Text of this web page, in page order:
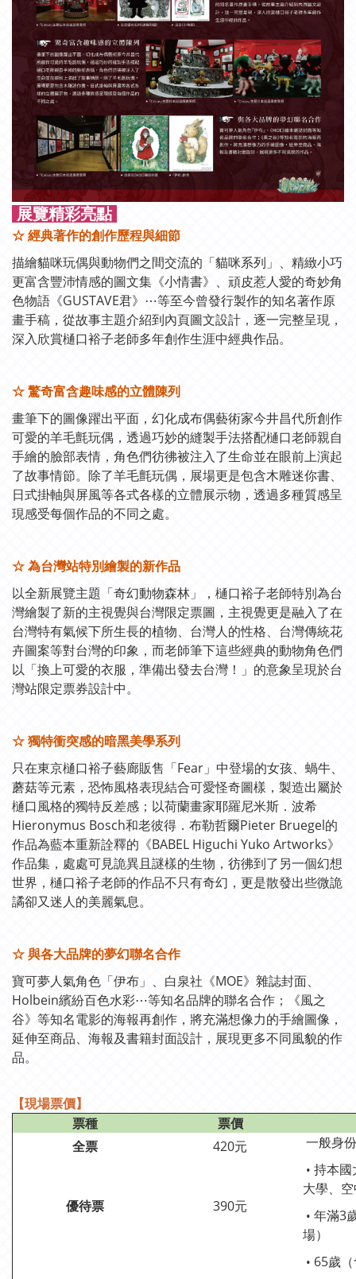
展覽精彩亮點
☆ 經典著作的創作歷程與細節
描繪貓咪玩偶與動物們之間交流的「貓咪系列」、精緻小巧
更富含豐沛情感的圖文集《小情書》、頑皮惹人愛的奇妙角
色物語《GUSTAVE君》⋯等至今曾發行製作的知名著作原
畫手稿，從故事主題介紹到內頁圖文設計，逐一完整呈現，
深入欣賞樋口裕子老師多年創作生涯中經典作品。
☆ 驚奇富含趣味感的立體陳列
畫筆下的圖像躍出平面，幻化成布偶藝術家今井昌代所創作
可愛的羊毛氈玩偶，透過巧妙的縫製手法搭配樋口老師親自
手繪的臉部表情，角色們彷彿被注入了生命並在眼前上演起
了故事情節。除了羊毛氈玩偶，展場更是包含木雕迷你書、
日式掛軸與屏風等各式各樣的立體展示物，透過多種質感呈
現感受每個作品的不同之處。
☆ 為台灣站特別繪製的新作品
以全新展覽主題「奇幻動物森林」，樋口裕子老師特別為台
灣繪製了新的主視覺與台灣限定票圖，主視覺更是融入了在
台灣特有氣候下所生長的植物、台灣人的性格、台灣傳統花
卉圖案等對台灣的印象，而老師筆下這些經典的動物角色們
以「換上可愛的衣服，準備出發去台灣！」的意象呈現於台
灣站限定票券設計中。
☆ 獨特衝突感的暗黑美學系列
只在東京樋口裕子藝廊販售「Fear」中登場的女孩、蝸牛、
蘑菇等元素，恐怖風格表現結合可愛怪奇圖樣，製造出屬於
樋口風格的獨特反差感；以荷蘭畫家耶羅尼米斯．波希
Hieronymus Bosch和老彼得．布勒哲爾Pieter Bruegel的
作品為藍本重新詮釋的《BABEL Higuchi Yuko Artworks》
作品集，處處可見詭異且謎樣的生物，彷彿到了另一個幻想
世界，樋口裕子老師的作品不只有奇幻，更是散發出些微詭
譎卻又迷人的美麗氣息。
☆ 與各大品牌的夢幻聯名合作
寶可夢人氣角色「伊布」、白泉社《MOE》雜誌封面、
Holbein繽紛百色水彩⋯等知名品牌的聯名合作；《風之
谷》等知名電影的海報再創作，將充滿想像力的手繪圖像，
延伸至商品、海報及書籍封面設計，展現更多不同風貌的作
品。
【現場票價】
票種
票價
全票
420元 一般身
優待票 390元
• 持本國
大學、
• 年滿3
場）
• 65歲